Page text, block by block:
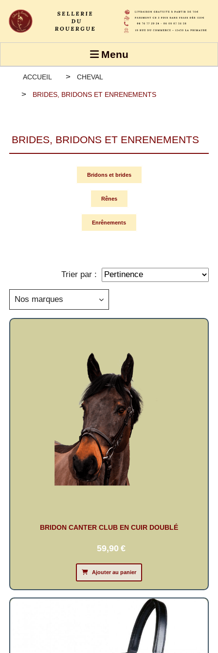
Menu
ACCUEIL CHEVAL
BRIDES, BRIDONS ET ENRENEMENTS
BRIDES, BRIDONS ET ENRENEMENTS
Bridons et brides
Rênes
Enrênements
Trier par :
Nos marques
BRIDON CANTER CLUB EN CUIR DOUBLÉ
59,90 €
Ajouter au panier